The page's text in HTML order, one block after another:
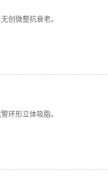
创微整抗衰老。
环形立体吸脂。